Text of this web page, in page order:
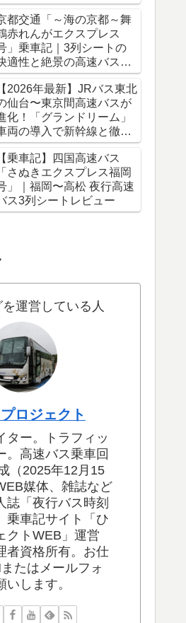
のバス旅
都交通「～海の京都～舞
赤れんがエクスプレス
」乗車記｜3列シートの
適性と絶景の高速バス車
をレポート
【2026年最新】JRバス東北
仙台〜東京間高速バスが
化！「グランドリーム」
両の導入で新幹線と徹底
較
【乗車記】四国高速バス
「さぬきエクスプレス福岡
」｜福岡〜高松 夜行高速
ス3列シートレビュー
運営している人
ロジェクト
ター。トラフィッ
。高速バス乗車回
（2025年12月15
媒体、雑誌など
誌「夜行バス時刻
乗車記サイト「ひ
クトWEB」運営
者資格所有。お仕
たはメールフォ
します。